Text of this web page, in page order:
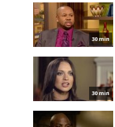
30 min
30 min